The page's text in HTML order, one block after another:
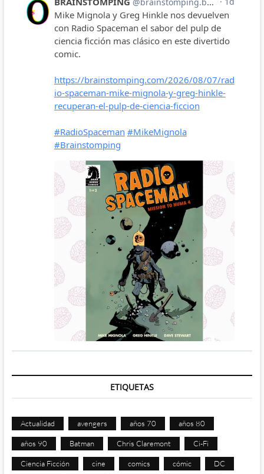
ETIQUETAS
Actualidad avengers años 70 años 80
años 90 Batman Chris Claremont Ci-Fi
Ciencia Ficción cine comics cómic DC